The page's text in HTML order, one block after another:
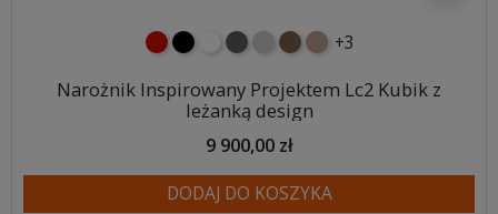
czerwony
czarnybiałyciemno szary
jasnoszary
brązowy
jasnobrązowy
+3
Narożnik Inspirowany Projektem Lc2 Kubik z
leżanką design
9 900,00 zł
DODAJ DO KOSZYKA